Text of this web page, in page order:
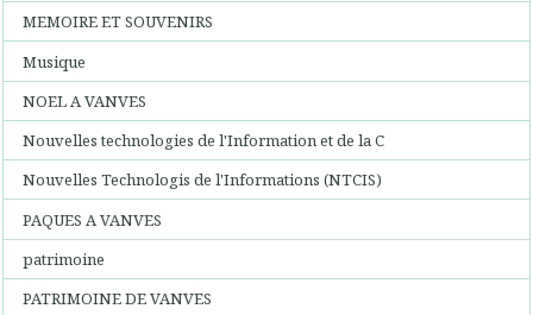
MEMOIRE ET SOUVENIRS
Musique
NOEL A VANVES
Nouvelles technologies de l'Information et de la C
Nouvelles Technologis de l'Informations (NTCIS)
PAQUES A VANVES
patrimoine
PATRIMOINE DE VANVES